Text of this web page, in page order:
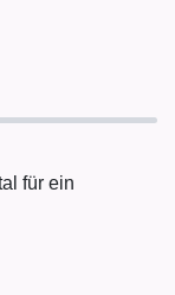
für ein